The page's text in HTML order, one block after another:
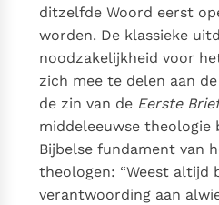
ditzelfde Woord eerst
worden. De klassieke
noodzakelijkheid voor
zich mee te delen aan
de zin van de Eerste
middeleeuwse theologie
Bijbelse fundament van
theologen: “Weest altijd
verantwoording aan